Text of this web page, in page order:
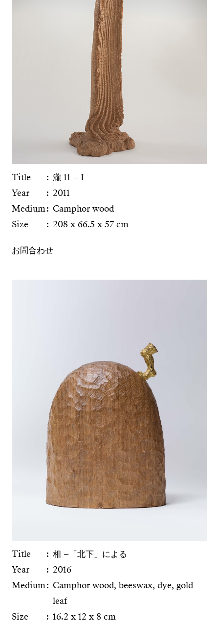
Title
瀧 11 − I
Year
2011
Medium Camphor wood
Size
208 x 66.5 x 57 cm
お問合わせ
Title
相 −「北下」による
Year
2016
Medium Camphor wood, beeswax, dye, gold
leaf
Size
16.2 x 12 x 8 cm